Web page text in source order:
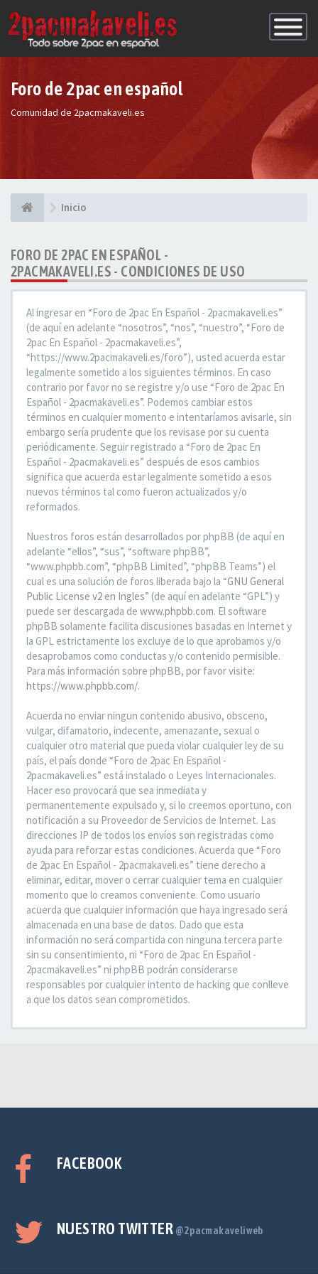
de
Foro de 2pac en español
Comunidad de 2pacmakaveli.es
Inicio
FORO DE 2PAC EN ESPAÑOL -
2PACMAKAVELI.ES - CONDICIONES DE USO
Al ingresar en “Foro de 2pac En Español - 2pacmakaveli.es”
(de aquí en adelante “nosotros”, “nos”, “nuestro”, “Foro de
2pac En Español - 2pacmakaveli.es”,
“https://www.2pacmakaveli.es/foro”), usted acuerda estar
legalmente sometido a los siguientes términos. En caso
contrario por favor no se registre y/o use “Foro de 2pac En
Español - 2pacmakaveli.es”. Podemos cambiar estos
términos en cualquier momento e intentaríamos avisarle, sin
embargo sería prudente que los revisase por su cuenta
periódicamente. Seguir registrado a “Foro de 2pac En
Español - 2pacmakaveli.es” después de esos cambios
significa que acuerda estar legalmente sometido a esos
nuevos términos tal como fueron actualizados y/o
reformados.
Nuestros foros están desarrollados por phpBB (de aquí en
adelante “ellos”, “sus”, “software phpBB”,
“www.phpbb.com”, “phpBB Limited”, “phpBB Teams”) el
cual es una solución de foros liberada bajo la “GNU General
Public License v2 en Ingles” (de aquí en adelante “GPL”) y
puede ser descargada de www.phpbb.com. El software
phpBB solamente facilita discusiones basadas en Internet y
la GPL estrictamente los excluye de lo que aprobamos y/o
desaprobamos como conductas y/o contenido permisible.
Para más información sobre phpBB, por favor visite:
https://www.phpbb.com/.
Acuerda no enviar ningun contenido abusivo, obsceno,
vulgar, difamatorio, indecente, amenazante, sexual o
cualquier otro material que pueda violar cualquier ley de su
país, el país donde “Foro de 2pac En Español -
2pacmakaveli.es” está instalado o Leyes Internacionales.
Hacer eso provocará que sea inmediata y
permanentemente expulsado y, si lo creemos oportuno, con
notificación a su Proveedor de Servicios de Internet. Las
direcciones IP de todos los envíos son registradas como
ayuda para reforzar estas condiciones. Acuerda que “Foro
de 2pac En Español - 2pacmakaveli.es” tiene derecho a
eliminar, editar, mover o cerrar cualquier tema en cualquier
momento que lo creamos conveniente. Como usuario
acuerda que cualquier información que haya ingresado será
almacenada en una base de datos. Dado que esta
información no será compartida con ninguna tercera parte
sin su consentimiento, ni “Foro de 2pac En Español -
2pacmakaveli.es” ni phpBB podrán considerarse
responsables por cualquier intento de hacking que conlleve
a que los datos sean comprometidos.
FACEBOOK
NUESTRO TWITTER @2pacmakaveliweb